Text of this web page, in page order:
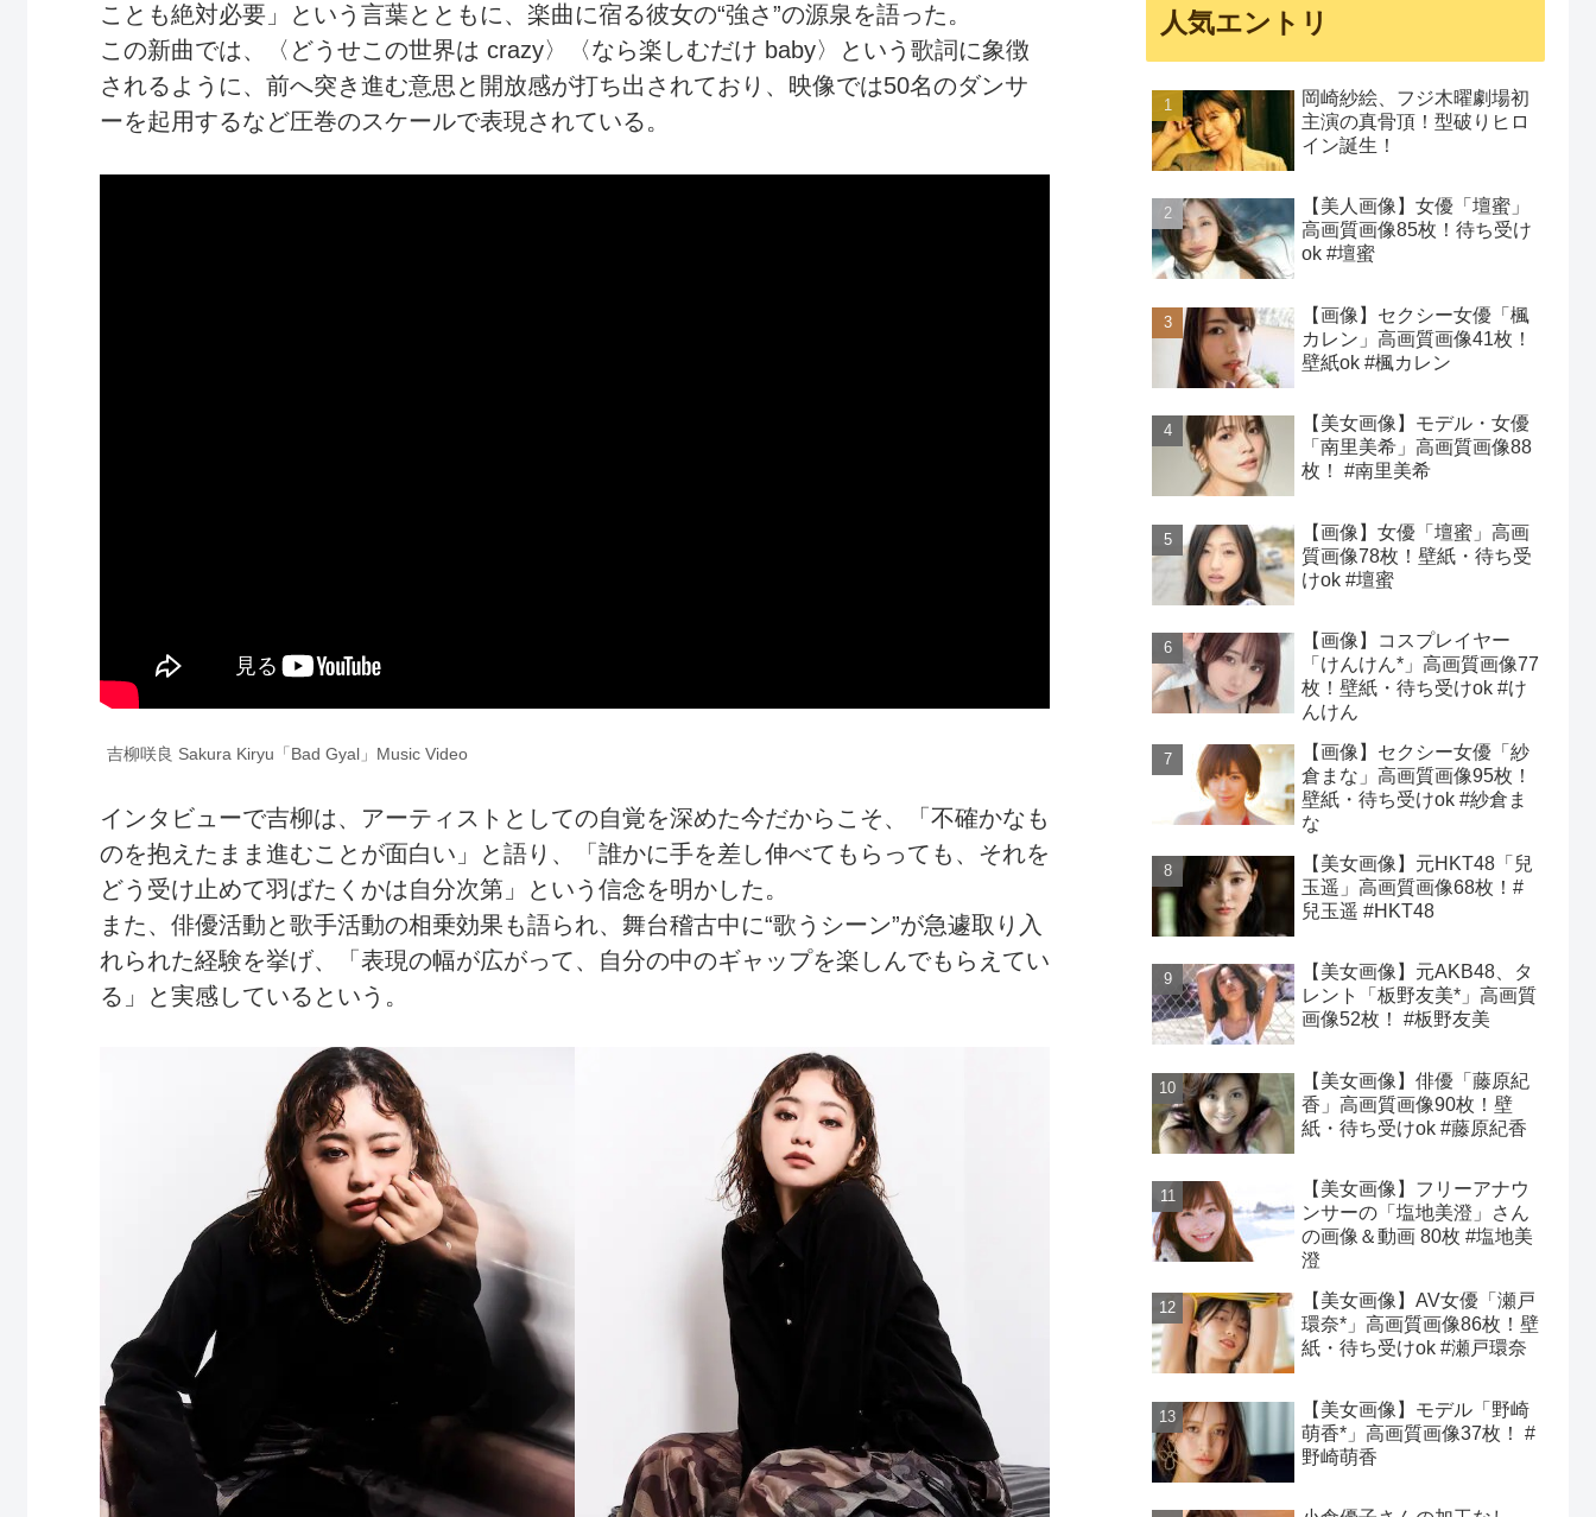
ことも絶対必要」という言葉とともに、楽曲に宿る彼女の“強さ”の源泉を語った。
この新曲では、〈どうせこの世界は crazy〉〈なら楽しむだけ baby〉という歌詞に象徴
されるように、前へ突き進む意思と開放感が打ち出されており、映像では50名のダンサ
ーを起用するなど圧巻のスケールで表現されている。
吉柳咲良 Sakura Kiryu「Bad Gyal」Music Video
インタビューで吉柳は、アーティストとしての自覚を深めた今だからこそ、「不確かなも
のを抱えたまま進むことが面白い」と語り、「誰かに手を差し伸べてもらっても、それを
どう受け止めて羽ばたくかは自分次第」という信念を明かした。
また、俳優活動と歌手活動の相乗効果も語られ、舞台稽古中に“歌うシーン”が急遽取り入
れられた経験を挙げ、「表現の幅が広がって、自分の中のギャップを楽しんでもらえてい
る」と実感しているという。
人気エントリ
岡崎紗絵、フジ木曜劇場初
主演の真骨頂！型破りヒロ
イン誕生！
【美人画像】女優「壇蜜」
高画質画像85枚！待ち受け
ok #壇蜜
【画像】セクシー女優「楓
カレン」高画質画像41枚！
壁紙ok #楓カレン
【美女画像】モデル・女優
「南里美希」高画質画像88
枚！ #南里美希
【画像】女優「壇蜜」高画
質画像78枚！壁紙・待ち受
けok #壇蜜
【画像】コスプレイヤー
「けんけん*」高画質画像77
枚！壁紙・待ち受けok #け
んけん
【画像】セクシー女優「紗
倉まな」高画質画像95枚！
壁紙・待ち受けok #紗倉ま
な
【美女画像】元HKT48「兒
玉遥」高画質画像68枚！#
兒玉遥 #HKT48
【美女画像】元AKB48、タ
レント「板野友美*」高画質
画像52枚！ #板野友美
【美女画像】俳優「藤原紀
香」高画質画像90枚！壁
紙・待ち受けok #藤原紀香
【美女画像】フリーアナウ
ンサーの「塩地美澄」さん
の画像＆動画 80枚 #塩地美
澄
【美女画像】AV女優「瀬戸
環奈*」高画質画像86枚！壁
紙・待ち受けok #瀬戸環奈
【美女画像】モデル「野崎
萌香*」高画質画像37枚！ #
野崎萌香